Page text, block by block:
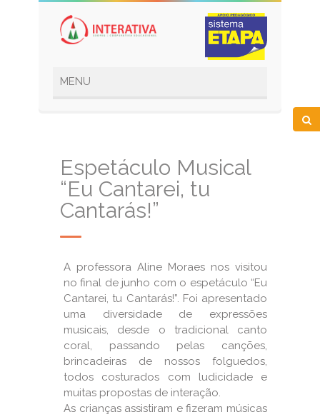
Espetáculo Musical
“Eu Cantarei, tu
Cantarás!”
A professora Aline Moraes nos visitou
no final de junho com o espetáculo “Eu
Cantarei, tu Cantarás!”. Foi apresentado
uma diversidade de expressões
musicais, desde o tradicional canto
coral, passando pelas canções,
brincadeiras de nossos folguedos,
todos costurados com ludicidade e
muitas propostas de interação.
As crianças assistiram e fizeram músicas